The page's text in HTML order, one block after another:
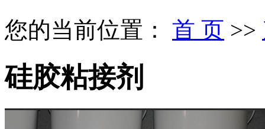
您的当前位置： 首 页 >>
硅胶粘接剂